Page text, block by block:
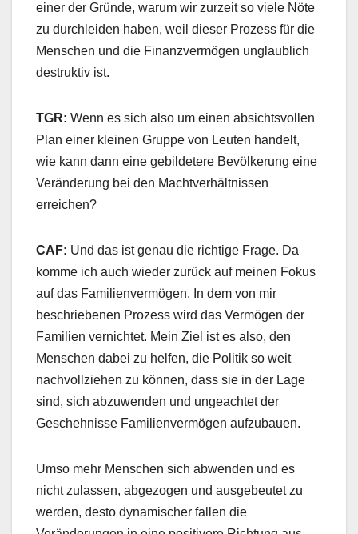
einer der Gründe, warum wir zurzeit so viele Nöte
zu durchleiden haben, weil dieser Prozess für die
Menschen und die Finanzvermögen unglaublich
destruktiv ist.
TGR: Wenn es sich also um einen absichtsvollen
Plan einer kleinen Gruppe von Leuten handelt,
wie kann dann eine gebildetere Bevölkerung eine
Veränderung bei den Machtverhältnissen
erreichen?
CAF: Und das ist genau die richtige Frage. Da
komme ich auch wieder zurück auf meinen Fokus
auf das Familienvermögen. In dem von mir
beschriebenen Prozess wird das Vermögen der
Familien vernichtet. Mein Ziel ist es also, den
Menschen dabei zu helfen, die Politik so weit
nachvollziehen zu können, dass sie in der Lage
sind, sich abzuwenden und ungeachtet der
Geschehnisse Familienvermögen aufzubauen.
Umso mehr Menschen sich abwenden und es
nicht zulassen, abgezogen und ausgebeutet zu
werden, desto dynamischer fallen die